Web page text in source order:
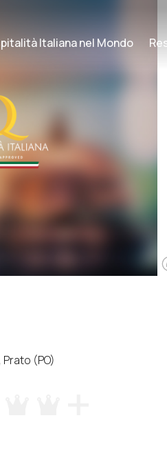
Italiana nel Mondo
(PO)